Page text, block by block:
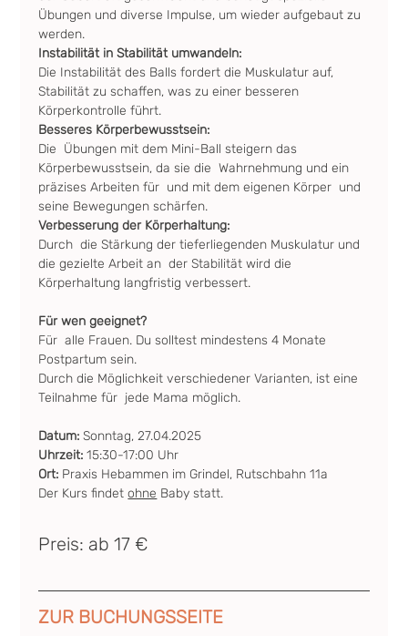
Übungen und diverse Impulse, um wieder aufgebaut zu
werden.
Instabilität in Stabilität umwandeln:
Die Instabilität des Balls fordert die Muskulatur auf,
Stabilität zu schaffen, was zu einer besseren
Körperkontrolle führt.
Besseres Körperbewusstsein:
Die  Übungen mit dem Mini-Ball steigern das
Körperbewusstsein, da sie die  Wahrnehmung und ein
präzises Arbeiten für  und mit dem eigenen Körper  und
seine Bewegungen schärfen.
Verbesserung der Körperhaltung:
Durch  die Stärkung der tieferliegenden Muskulatur und
die gezielte Arbeit an  der Stabilität wird die
Körperhaltung langfristig verbessert.
Für wen geeignet?
Für  alle Frauen. Du solltest mindestens 4 Monate
Postpartum sein.
Durch die Möglichkeit verschiedener Varianten, ist eine
Teilnahme für  jede Mama möglich.
Datum: Sonntag, 27.04.2025
Uhrzeit: 15:30-17:00 Uhr
Ort: Praxis Hebammen im Grindel, Rutschbahn 11a
Der Kurs findet ohne Baby statt.
Preis: ab 17 €
ZUR BUCHUNGSSEITE